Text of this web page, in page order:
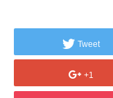
Tweet
+1